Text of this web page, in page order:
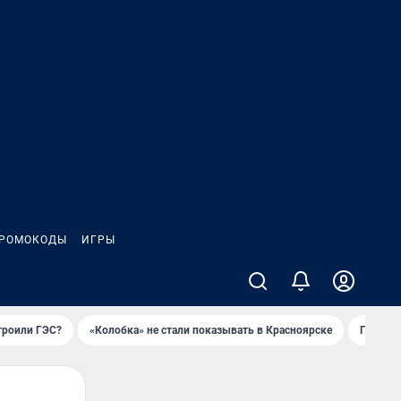
ИГРЫ
ГЭС? «Колобка» не стали показывать в Красноярске Гриль-